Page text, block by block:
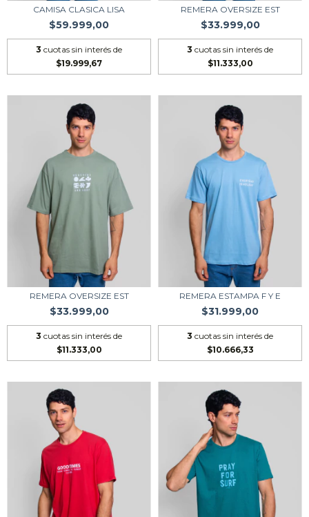
CAMISA CLASICA LISA
$59.999,00
3 cuotas sin interés de
$19.999,67
REMERA OVERSIZE EST
$33.999,00
3 cuotas sin interés de
$11.333,00
REMERA OVERSIZE EST
$33.999,00
3 cuotas sin interés de
$11.333,00
REMERA ESTAMPA F Y E
$31.999,00
3 cuotas sin interés de
$10.666,33